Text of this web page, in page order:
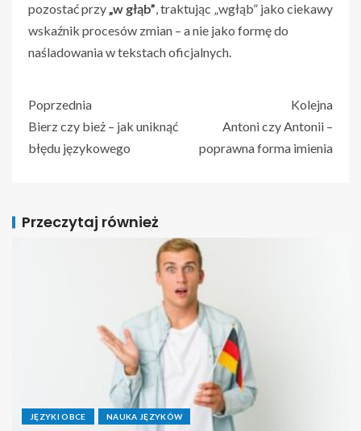
pozostać przy„w głąb”, traktując „wgłąb” jako ciekawy
wskaźnik procesów zmian – a nie jako formę do
naśladowania w tekstach oficjalnych.
Poprzednia
Bierz czy bież – jak uniknąć
błędu językowego
Kolejna
Antoni czy Antonii –
poprawna forma imienia
Przeczytaj również
JĘZYKI OBCE NAUKA JĘZYKÓW